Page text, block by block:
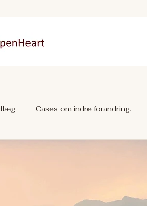
Cases om indre forandring.